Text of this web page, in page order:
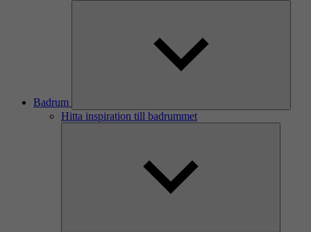
Badrum
Hitta inspiration till badrummet